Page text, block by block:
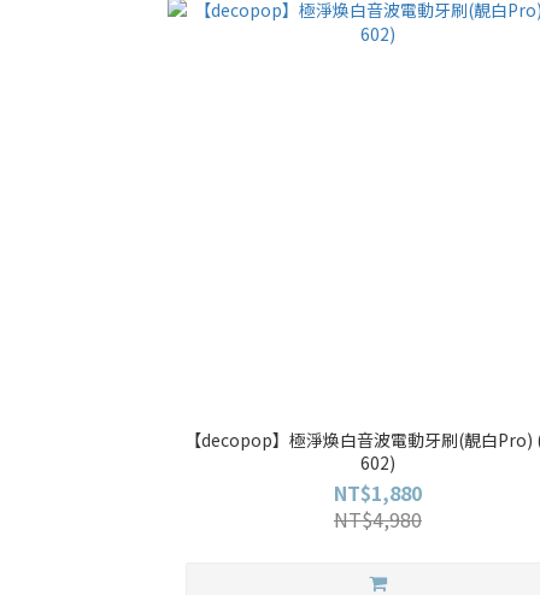
【decopop】極淨煥白音波電動牙刷(靚白Pro)
602)
NT$1,880
NT$4,980